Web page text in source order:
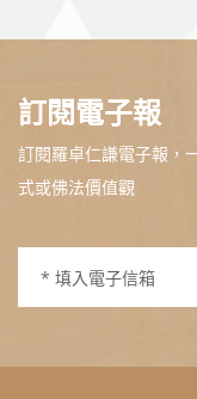
訂閱電子報
訂閱羅卓仁謙電子報，
式或佛法價值觀